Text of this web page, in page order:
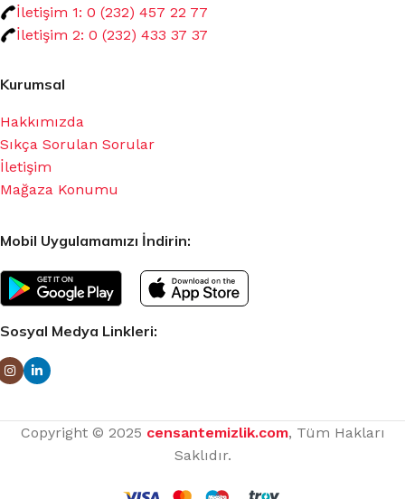
İletişim 1: 0 (232) 457 22 77
İletişim 2: 0 (232) 433 37 37
Kurumsal
Hakkımızda
Sıkça Sorulan Sorular
İletişim
Mağaza Konumu
Mobil Uygulamamızı İndirin:
Sosyal Medya Linkleri:
Copyright © 2025 censantemizlik.com, Tüm Hakları
Saklıdır.